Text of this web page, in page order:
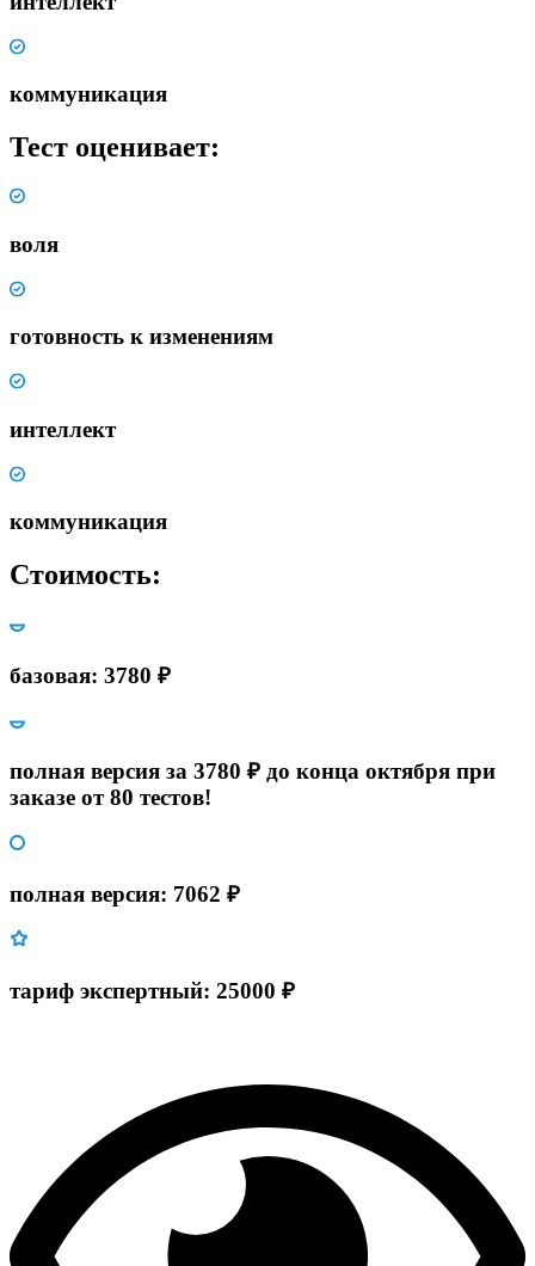
коммуникация
Тест оценивает:
воля
готовность к изменениям
интеллект
коммуникация
Стоимость:
базовая: 3780 ₽
полная версия за 3780 ₽ до конца октября при
заказе от 80 тестов!
полная версия: 7062 ₽
тариф экспертный: 25000 ₽